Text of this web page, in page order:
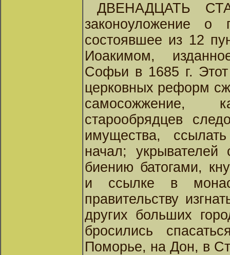
ДВЕНАДЦАТЬ
законоуложение о
состоявшее из 12
Иоакимом,
Софьи в 1685 г. Этот
церковных реформ
самосожжение,
старообрядцев
имущества,
начал; укрывателей
биению батогами,
и ссылке в
правительству
других больших
бросились
Поморье, на Дон, в